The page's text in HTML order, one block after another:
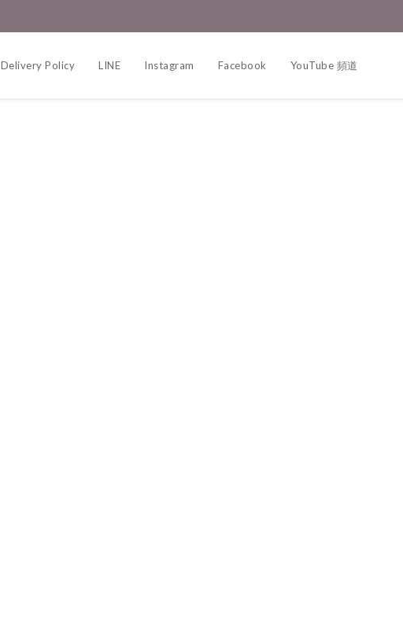
Delivery Policy LINE Instagram Facebook YouTube 頻道